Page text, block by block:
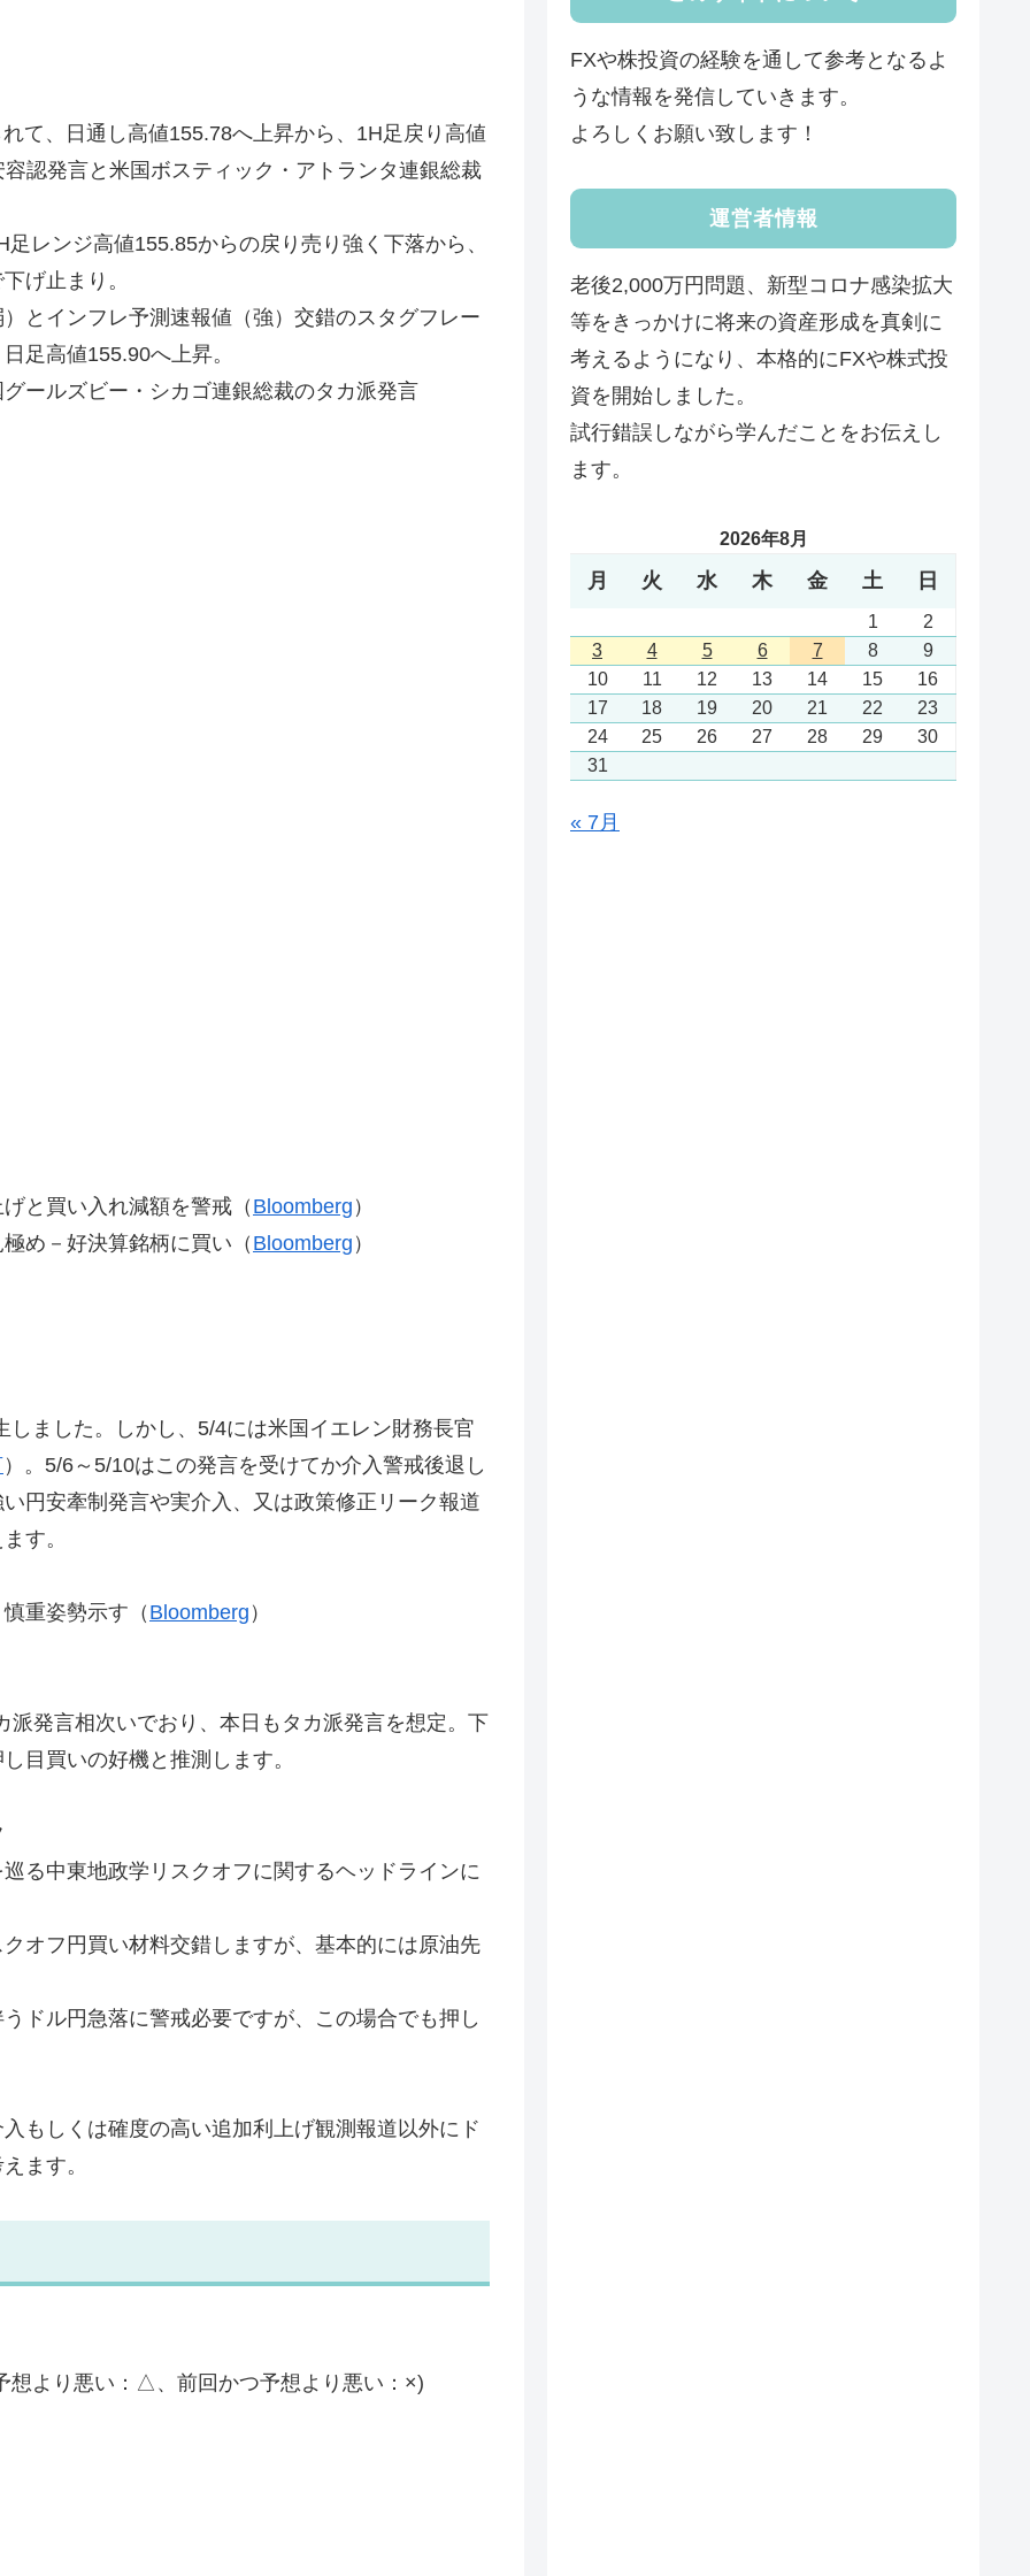
て、日通し高値155.78へ上昇から、1H足戻り高値
認発言と米国ボスティック・アトランタ連銀総裁
レンジ高値155.85からの戻り売り強く下落から、
げ止まり。
とインフレ予測速報値（強）交錯のスタグフレー
足高値155.90へ上昇。
ールズビー・シカゴ連銀総裁のタカ派発言
と買い入れ減額を警戒（ Bloomberg ）
め－好決算銘柄に買い（ Bloomberg ）
ました。しかし、5/4には米国イエレン財務長官
）。5/6～5/10はこの発言を受けてか介入警戒後退し
円安牽制発言や実介入、又は政策修正リーク報道
す。
重姿勢示す（Bloomberg ）
発言相次いでおり、本日もタカ派発言を想定。下
目買いの好機と推測します。
る中東地政学リスクオフに関するヘッドラインに
オフ円買い材料交錯しますが、基本的には原油先
ドル円急落に警戒必要ですが、この場合でも押し
もしくは確度の高い追加利上げ観測報道以外にド
ます。
より悪い：△、前回かつ予想より悪い：×)
FXや株投資の経験を通して参考となるよ
うな情報を発信していきます。
よろしくお願い致します！
運営者情報
老後2,000万円問題、新型コロナ感染拡大
等をきっかけに将来の資産形成を真剣に
考えるようになり、本格的にFXや株式投
資を開始しました。
試行錯誤しながら学んだことをお伝えし
ます。
2026年8月
月 火 水 木 金 土 日
1
2
3
4 5 6 7 8
9
10
11 12 13 14 15
16
17
18 19 20 21 22
23
24
25 26 27 28 29
30
31
« 7月